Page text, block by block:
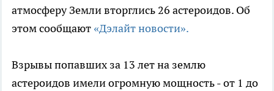
атмосферу Земли вторглись 26 астероидов. Об
этом сообщают «Дэлайт новости».
Взрывы попавших за 13 лет на землю
астероидов имели огромную мощность - от 1 до